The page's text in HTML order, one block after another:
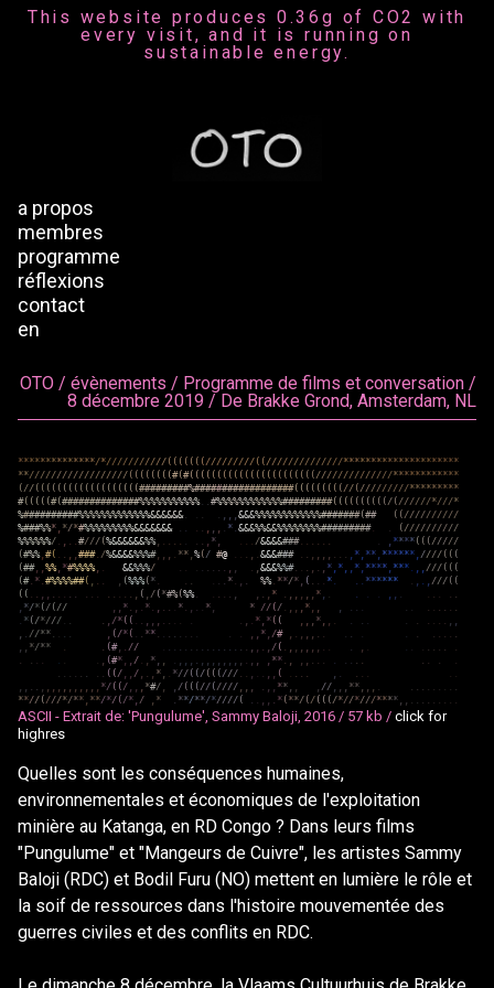
This website produces 0.36g of CO2 with
every visit, and it is running on
sustainable energy.
a propos
membres
programme
réflexions
contact
en
OTO / évènements / Programme de films et conversation /
8 décembre 2019 / De Brakke Grond, Amsterdam, NL
**************/*/////////// ( ( ( ( ( ( (///////// ( (//////////////*********************
**////////////////// ( ( ( ( ( ( ( (#(#( ( ( ( ( ( ( ( ( ( ( ( ( ( ( ( ( ( ( ( ( ( (//////////////************
(// ( ( ( ( ( ( ( ( ( ( ( ( ( ( ( ( ( ( (#########%##################( ( ( ( ( ( ( ( (// (/////////*********
#( ( ( ( (#(##############%%%%%%%%%%%. . #%%%%%%%%%%%%#########( ( ( ( ( ( ( ( ( (/ (//////*///*
%##########%%%%%%%%%%%%%&&&&&&. . . , , ,&&&%%%%%%%%%%%%#######(## ( (//////////
%###%%* , */*#%%%%%%%%%&&&&&&& . . . . , , , . * . &&&%%&&%%%%%%%%#########. . (//////////
%%%%%%/ . , . . #/// (%&&&&&&%%, . . . . . . . , * , . . . /&&&&###. . . . . . . , **** ( ( (/////
(#%%,#( . . , ,###. /%&&&&%%%#, , , . ** , %(/ #@ . . . , . &&&### . . , , , , . . . , * , ** , ****** ,//// ( ( (
(##, ,%%, *#%%%%, . &&%%%/ . . . . . . . , , . ,&&&%%#. . . , . , * , * , , * , **** , *** . , ,/// ( ( (
(#. * . #%%%%##( , . . , (%%%( * . . . . . * . , . %%. **/* , ( . . . * . . . ****** . , . ,/// ( (
( ( . . , , . . . . . . . . . . . . . , ( ,/ ( *#%(%%. . . . . , , . , * . , , , , , * , . . . . , , . . . . . .
, */* (/ (// , , * . , . * . , . . . * . , . . * , * // (/ . , , , * , , , . . . . . . . . . . .
. * (/*/// . . . ,/* ( ( . . , , , . . . . . . , . * , * ( ( , , , * , , . . . . . . . . . . , ,
, . //** . . . . , (/* ( . . ** . . . . . . . . . . , , * , /# , . , , , . . . . . . . . . . . .
, , */** . . (#, . // . . . . . . . . . . . . . . . . , , . ,/ ( . , , , , , , . . . , . . . . . . . .
.
.
. . . . . . , (#* , ,/ . , * , , . , , , . , , , , , , , , . , , , ** . , , , . . . . . . . . . . .
.
. . . . . . . . ( (/ , , / , . , * , . *// ( (/ ( ( (/// . . , . . , , ( . . . . , . . . . . .
, , . . , , , , , , , , , , , */ ( (/ , , , *#/ , , / ( ( (// (//// , , , . , , ** , , , // , , , ** , , , . . . . . . . . . .
**// (///*/** , **/*/ (/* ,/ , * . **/**/*//// ( . . , , . * ( **/ (/ ( ( (/*//*///**** , , . . . . . . . . .
ASCII - Extrait de: 'Pungulume', Sammy Baloji, 2016 / 57 kb / click for
highres
Quelles sont les conséquences humaines,
environnementales et économiques de l'exploitation
minière au Katanga, en RD Congo ? Dans leurs films
"Pungulume" et "Mangeurs de Cuivre", les artistes Sammy
Baloji (RDC) et Bodil Furu (NO) mettent en lumière le rôle et
la soif de ressources dans l'histoire mouvementée des
guerres civiles et des conflits en RDC.